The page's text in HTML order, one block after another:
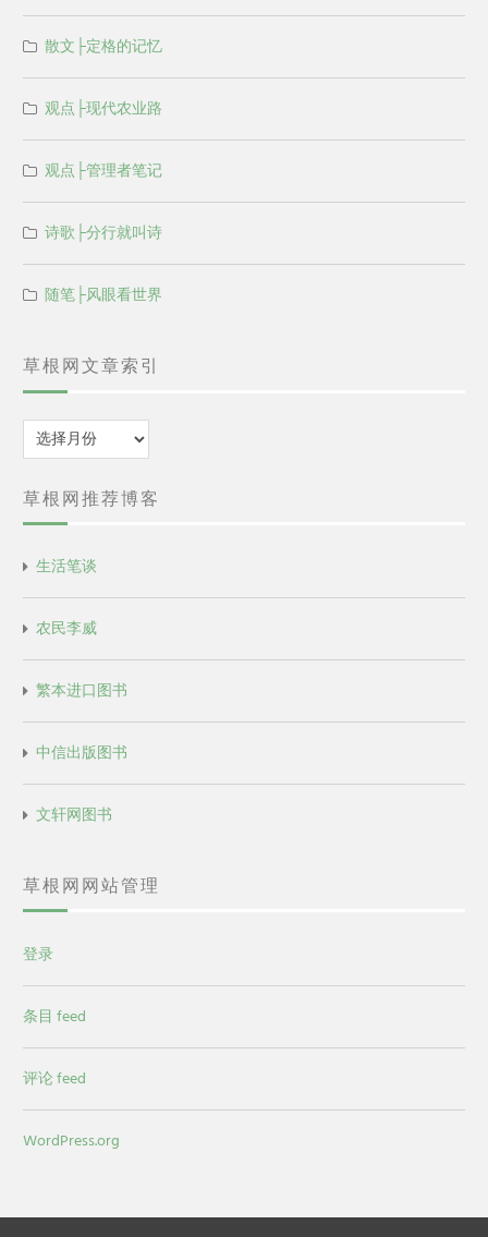
散文├定格的记忆
观点├现代农业路
观点├管理者笔记
诗歌├分行就叫诗
随笔├风眼看世界
草根网文章索引
归
档
草根网推荐博客
生活笔谈
农民李威
繁本进口图书
中信出版图书
文轩网图书
草根网网站管理
登录
条目 feed
评论 feed
WordPress.org